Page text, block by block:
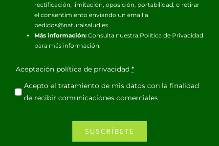
rectificación, limitación, oposición, portabilidad, o retirar
el consentimiento enviando un email a
pedidos@naturalsalud.es
Más información:Consulta nuestra Política de Privacidad
para más información.
Aceptación política de privacidad *
Acepto el tratamiento de mis datos con la finalidad
de recibir comunicaciones comerciales
SUSCRÍBETE